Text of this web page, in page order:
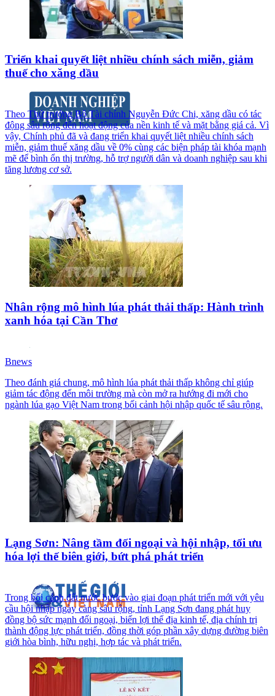
Triển khai quyết liệt nhiều chính sách miễn, giảm
thuế cho xăng dầu
Theo Thứ trưởng Bộ Tài chính Nguyễn Đức Chi, xăng dầu có tác
động sâu rộng đến hoạt động của nền kinh tế và mặt bằng giá cả. Vì
vậy, Chính phủ đã và đang triển khai quyết liệt nhiều chính sách
miễn, giảm thuế xăng dầu về 0% cùng các biện pháp tài khóa mạnh
mẽ để bình ổn thị trường, hỗ trợ người dân và doanh nghiệp sau khi
tăng lương cơ sở.
Nhân rộng mô hình lúa phát thải thấp: Hành trình
xanh hóa tại Cần Thơ
Bnews
Theo đánh giá chung, mô hình lúa phát thải thấp không chỉ giúp
giảm tác động đến môi trường mà còn mở ra hướng đi mới cho
ngành lúa gạo Việt Nam trong bối cảnh hội nhập quốc tế sâu rộng.
Lạng Sơn: Nâng tầm đối ngoại và hội nhập, tối ưu
hóa lợi thế biên giới, bứt phá phát triển
Trong bối cảnh đất nước bước vào giai đoạn phát triển mới với yêu
cầu hội nhập ngày càng sâu rộng, tỉnh Lạng Sơn đang phát huy
đồng bộ sức mạnh đối ngoại, biến lợi thế địa kinh tế, địa chính trị
thành động lực phát triển, đồng thời góp phần xây dựng đường biên
giới hòa bình, hữu nghị, hợp tác và phát triển.